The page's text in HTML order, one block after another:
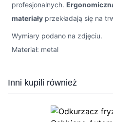
profesjonalnych.
materiały przekładają się na
Wymiary podano na zdjęciu.
Materiał: metal
Press to skip carousel
Inni kupili również